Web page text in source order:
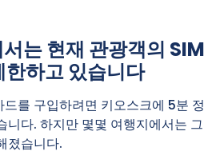
는 현재 관광객의 SIM
한하고 있습니다
를 구입하려면 키오스크에 5분 정
니다. 하지만 몇몇 여행지에서는 그
졌습니다.